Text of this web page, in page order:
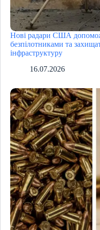
Нові радари США
безпілотниками та
інфраструктуру
16.07.2026